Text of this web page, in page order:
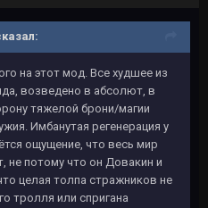
на этот мод. Все худшее из
возведено в абсолют, в
тяжелой брони/магии
Имбанутая регенерация у
ощущение, что весь мир
не потому что он Довакин и
целая толпа стражников не
тролля или спригана